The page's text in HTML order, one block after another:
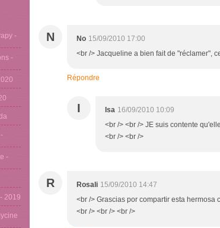
-
-
-
2019
N No 15/09/2010 17:00
<br /> Jacqueline a bien fait de "réclamer",
Répondre
I Isa 16/09/2010 10:09
<br /> <br /> JE suis contente
<br /> <br />
R Rosali 15/09/2010 14:47
<br /> Grascias por compartir esta
<br /> <br /> <br />